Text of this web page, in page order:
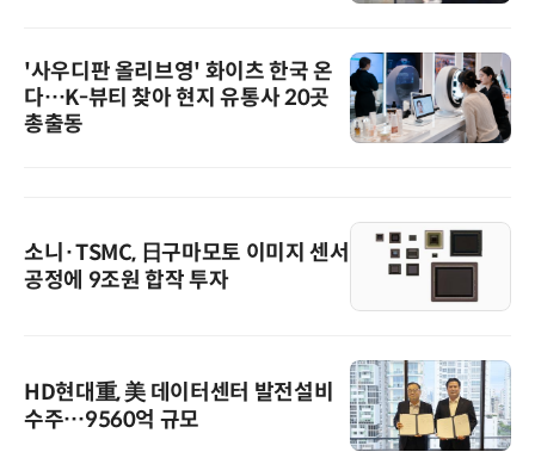
'사우디판 올리브영' 화이츠 한국 온
다…K-뷰티 찾아 현지 유통사 20곳
총출동
소니·TSMC, 日구마모토 이미지 센서
공정에 9조원 합작 투자
HD현대重, 美 데이터센터 발전설비
수주…9560억 규모